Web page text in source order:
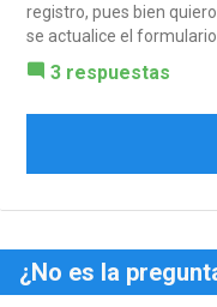
registro, pues bien
se actualice el formulario
3 respuestas
¿No es la